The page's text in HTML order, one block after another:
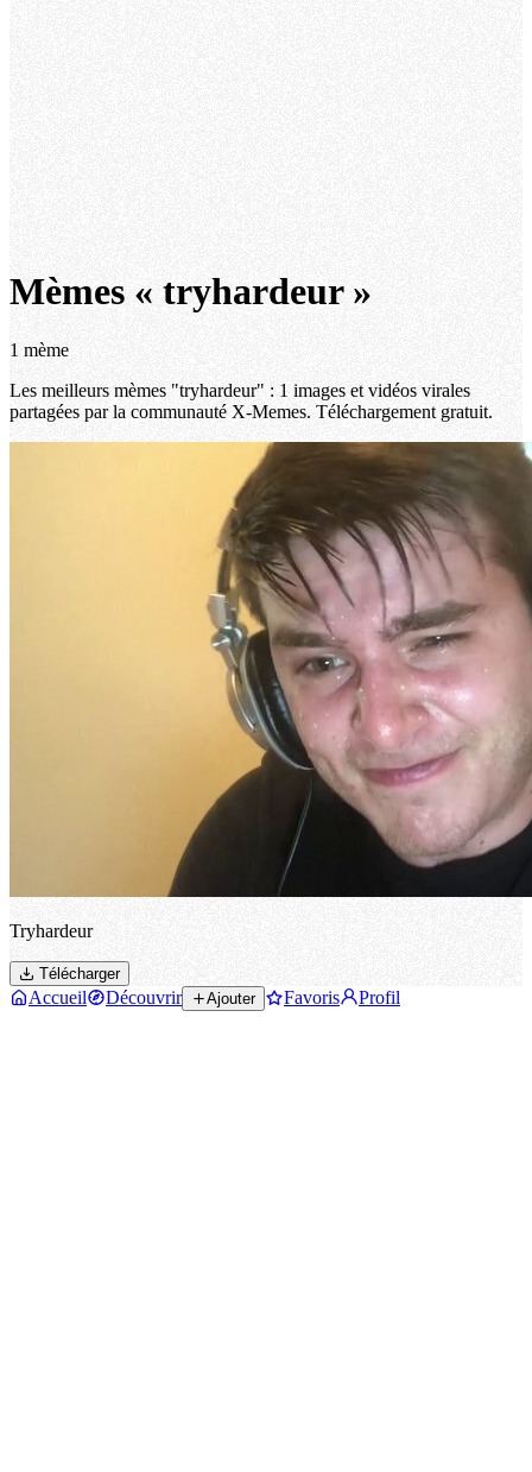
Mèmes « tryhardeur »
1 mème
Les meilleurs mèmes "tryhardeur" : 1 images et vidéos virales
partagées par la communauté X-Memes. Téléchargement gratuit.
Tryhardeur
Télécharger
Accueil Découvrir Ajouter Favoris Profil